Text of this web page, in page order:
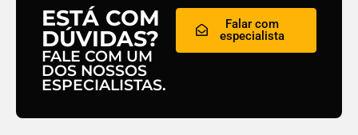
ESTÁ COM
DÚVIDAS?
FALE COM UM
DOS NOSSOS
ESPECIALISTAS.
Falar com
especialista